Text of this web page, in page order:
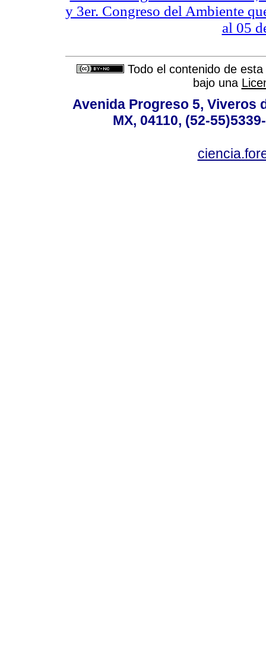
y 3er. Congreso del Ambiente
al 05
Todo el contenido de
bajo una
Avenida Progreso 5, Viveros
MX, 04110, (52-